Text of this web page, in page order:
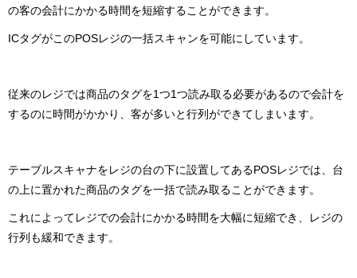
の客の会計にかかる時間を短縮することができます。
ICタグがこのPOSレジの一括スキャンを可能にしています。
従来のレジでは商品のタグを1つ1つ読み取る必要があるので会計を
するのに時間がかかり、客が多いと行列ができてしまいます。
テーブルスキャナをレジの台の下に設置してあるPOSレジでは、台
の上に置かれた商品のタグを一括で読み取ることができます。
これによってレジでの会計にかかる時間を大幅に短縮でき、レジの
行列も緩和できます。